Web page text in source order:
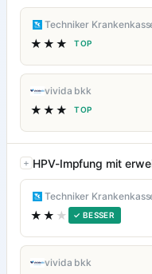
Techniker
★★★ TOP
vivida bkk
★★★ TOP
HPV-Impfung mit
Techniker
★★ ★ ✓ BESSER
vivida bkk